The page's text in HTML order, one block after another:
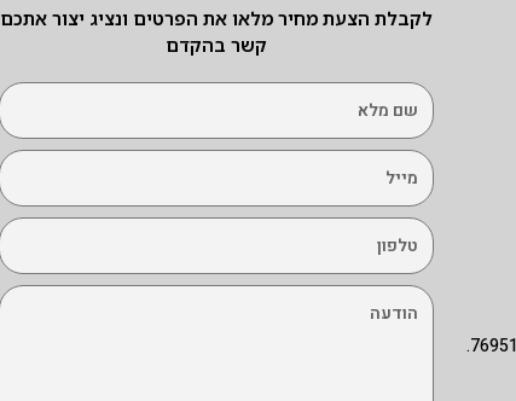
לקבלת הצעת מחיר מלאו את הפרטים ונציג יצור אתכם
קשר בהקדם